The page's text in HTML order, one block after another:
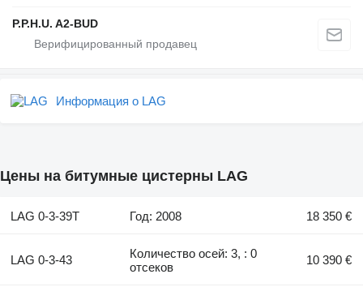
P.P.H.U. A2-BUD
Информация о LAG
Цены на битумные цистерны LAG
LAG 0-3-39T Год: 2008 18 350 €
LAG 0-3-43
Количество осей: 3, : 0
отсеков
10 390 €